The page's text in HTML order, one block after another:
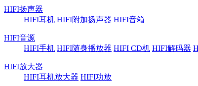
HIFI扬声器
HIFI耳机 HIFI附加扬声器 HIFI音箱
HIFI音源
HIFI手机 HIFI随身播放器 HIFI CD机 HIFI解码器
HIFI放大器
HIFI耳机放大器 HIFI功放